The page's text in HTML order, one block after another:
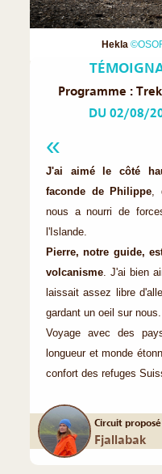
Hekla
Programme :
DU 02/08/
J'ai aimé le côté
faconde de Philippe ,
nous a nourri de
l'Islande.
Pierre, notre guide,
volcanisme . J'ai bien
laissait assez libre
gardant un oeil sur nous.
Voyage avec des
longueur et monde
confort des refuges
Circuit
Fjallabak